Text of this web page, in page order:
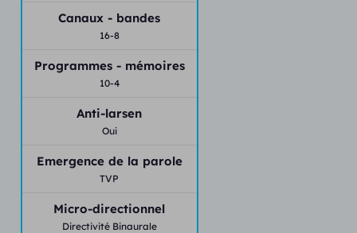
Canaux - bandes
16-8
Programmes - mémoires
10-4
Anti-larsen
Oui
Emergence de la parole
TVP
Micro-directionnel
Directivité Binaurale